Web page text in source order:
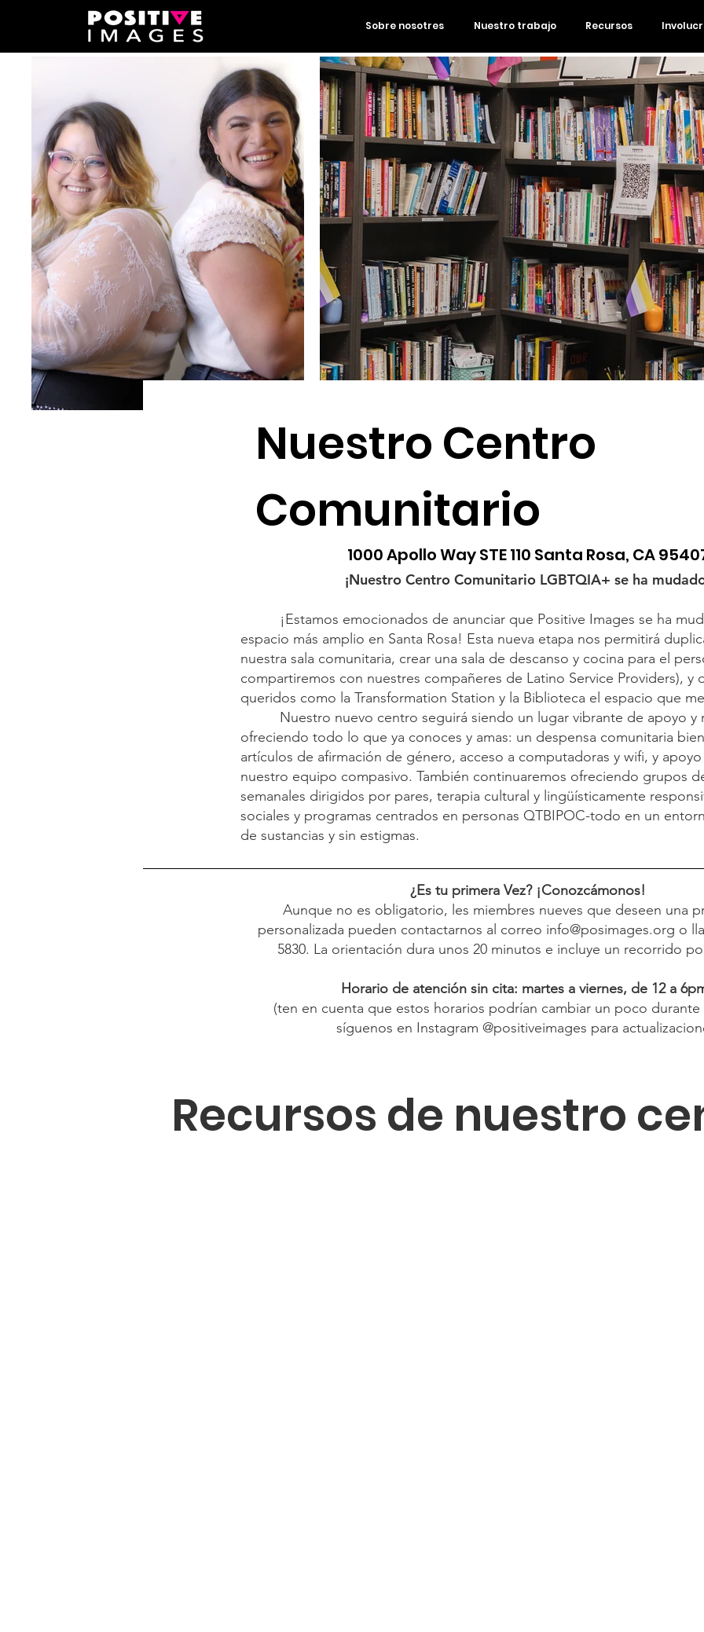
Sobre nosotres Nuestro trabajo Recursos
Nuestro Centro
Comunitario
1000 Apollo Way STE 110 Santa Rosa, CA
¡Nuestro Centro Comunitario LGBTQIA+ se ha
¡Estamos emocionados de anunciar que Positive Images se ha
espacio más amplio en Santa Rosa! Esta nueva etapa nos permitirá
nuestra sala comunitaria, crear una sala de descanso y cocina para el
compartiremos con nuestres compañeres de Latino Service Providers), y
queridos como la Transformation Station y la Biblioteca el espacio que
Nuestro nuevo centro seguirá siendo un lugar vibrante de apoyo y
ofreciendo todo lo que ya conoces y amas: un despensa comunitaria
artículos de afirmación de género, acceso a computadoras y wifi, y
nuestro equipo compasivo. También continuaremos ofreciendo grupos
semanales dirigidos por pares, terapia cultural y lingüísticamente
sociales y programas centrados en personas QTBIPOC-todo en un
de sustancias y sin estigmas.
¿Es tu primera Vez? ¡Conozcámonos!
Aunque no es obligatorio, les miembres nueves que deseen una
personalizada pueden contactarnos al correo info@posimages.org o
5830. La orientación dura unos 20 minutos e incluye un recorrido
Horario de atención sin cita: martes a viernes, de 12 a
(ten en cuenta que estos horarios podrían cambiar un poco durante
síguenos en Instagram @positiveimages para
Recursos de nuestro